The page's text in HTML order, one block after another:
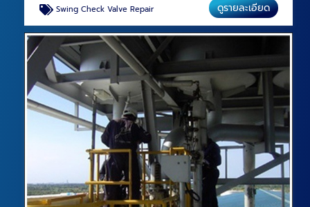
Swing Check Valve Repair ดูรายละเอียด